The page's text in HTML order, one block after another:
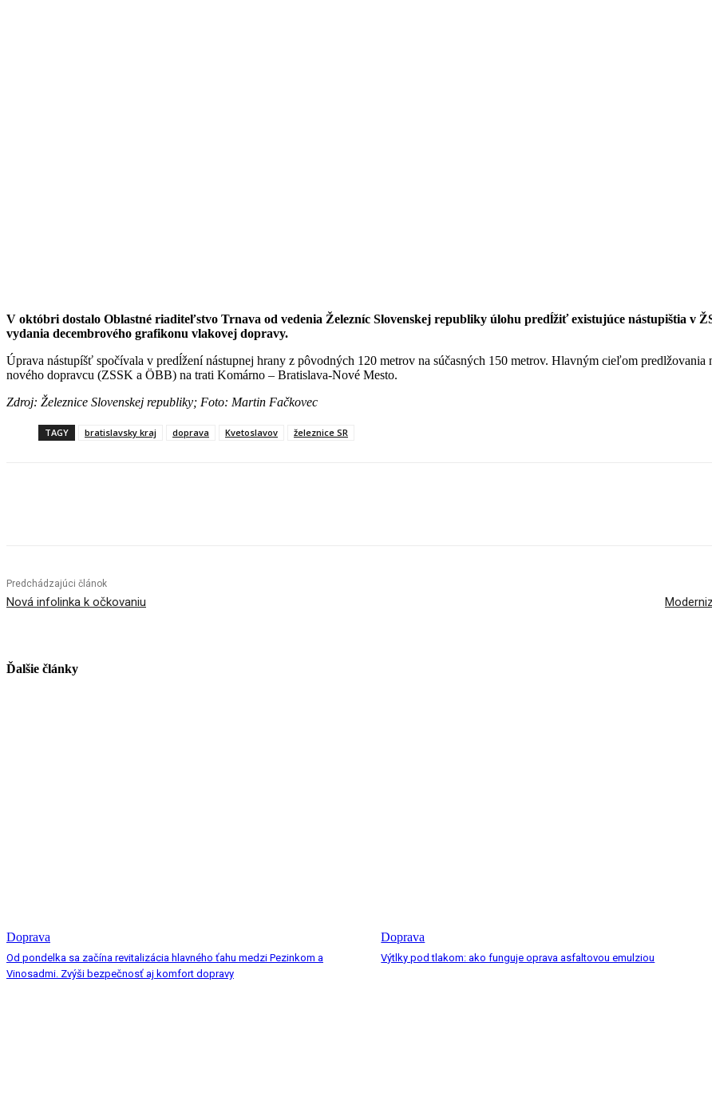
V októbri dostalo Oblastné riaditeľstvo Trnava od vedenia Železníc Slovenskej republiky úlohu predĺžiť existujúce nástupištia v
vydania decembrového grafikonu vlakovej dopravy.
Úprava nástupíšť spočívala v predĺžení nástupnej hrany z pôvodných 120 metrov na súčasných 150 metrov. Hlavným cieľom
nového dopravcu (ZSSK a ÖBB) na trati Komárno – Bratislava-Nové Mesto.
Zdroj: Železnice Slovenskej republiky; Foto: Martin Fačkovec
TAGY bratislavsky kraj doprava Kvetoslavov železnice SR
Predchádzajúci článok
Nová infolinka k očkovaniu
Ďalšie články
Doprava
Od pondelka sa začína revitalizácia hlavného ťahu medzi Pezinkom a
Vinosadmi. Zvýši bezpečnosť aj komfort dopravy
Doprava
Výtlky pod tlakom: ako funguje oprava asfaltovou emulziou